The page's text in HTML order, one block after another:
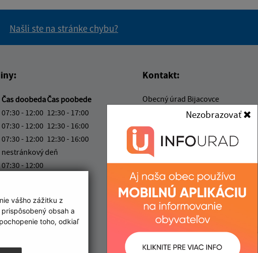
vášho zážitku z
obsah a
toho, odkiaľ
Nezobrazovať
Našli ste na stránke chybu?
Čas doobedaČas poobede
07:30 - 12:00 12:30 - 17:00
07:30 - 12:00 12:30 - 16:00
07:30 - 12:00 12:30 - 16:00
nestránkový deň
07:30 - 12:00
Kontakt:
Obecný úrad Bijacovce
info@bijacovce.sk
+421 534 542 286
IČO: 00328961